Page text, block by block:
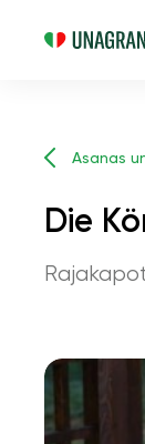
Asanas
Die